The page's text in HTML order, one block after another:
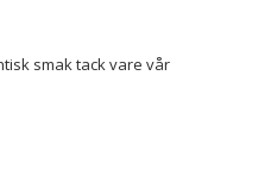
smak tack vare vår